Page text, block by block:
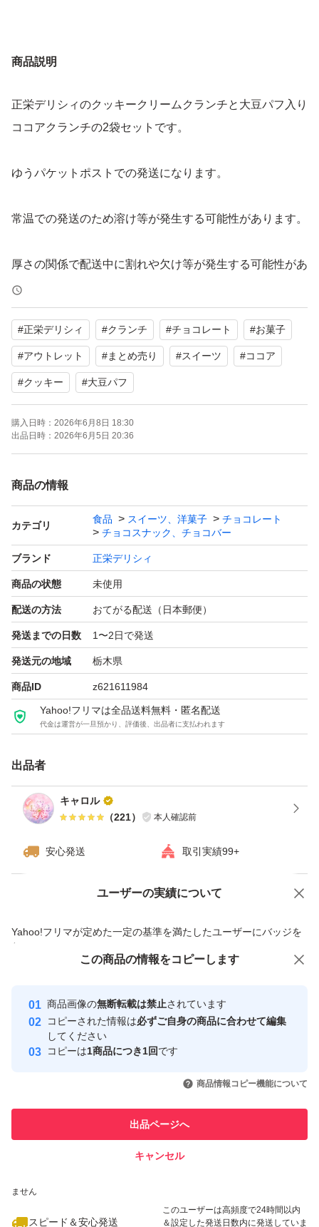
商品説明
正栄デリシィのクッキークリームクランチと大豆パフ入り
ココアクランチの2袋セットです。
ゆうパケットポストでの発送になります。
常温での発送のため溶け等が発生する可能性があります。
厚さの関係で配送中に割れや欠け等が発生する可能性があ
ります。
ご理解いただける方でお願いします。
クッキークリーム クランチ 裸品 300g １袋
大豆パフ入りココアクランチ 裸品 300g １袋
#正栄デリシィ #クランチ #チョコレート #お菓子
#アウトレット #まとめ売り #スイーツ #ココア
#クッキー #大豆パフ
購入日時： 2026年6月8日 18:30
出品日時： 2026年6月5日 20:36
商品の情報
カテゴリ
食品 スイーツ、洋菓子
チョコレート
チョコスナック、チョコバー
ブランド 正栄デリシィ
商品の状態 未使用
配送の方法 おてがる配送（日本郵便）
発送までの日数 1〜2日で発送
発送元の地域 栃木県
商品ID z621611984
Yahoo!フリマは全品送料無料・匿名配送
代金は運営が一旦預かり、評価後、出品者に支払われます
出品者
キャロル
（221） 本人確認前
安心発送 取引実績99+
ユーザーの実績について
Yahoo!フリマが定めた一定の基準を満たしたユーザーにバッジを
付与しています
安心取引出品者
心・安全なユーザーです
取引実績
引を完了させた実績があります
での取引実績があります
ません
スピード＆安心発送
このユーザーは高頻度で24時間以内
＆設定した発送日数内に発送していま
価格の相談 商品への質問
この商品の情報をコピーします
商品画像の無断転載は禁止されています
コピーされた情報は必ずご自身の商品に合わせて編集
してください
コピーは1商品につき1回です
商品情報コピー機能について
出品ページへ
キャンセル
この商品をみている人にオススメ